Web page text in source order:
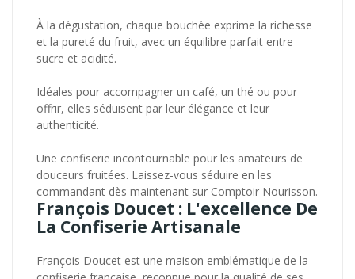
À la dégustation, chaque bouchée exprime la richesse
et la pureté du fruit, avec un équilibre parfait entre
sucre et acidité.
Idéales pour accompagner un café, un thé ou pour
offrir, elles séduisent par leur élégance et leur
authenticité.
Une confiserie incontournable pour les amateurs de
douceurs fruitées. Laissez-vous séduire en les
commandant dès maintenant sur Comptoir Nourisson.
François Doucet : L'excellence De
La Confiserie Artisanale
François Doucet est une maison emblématique de la